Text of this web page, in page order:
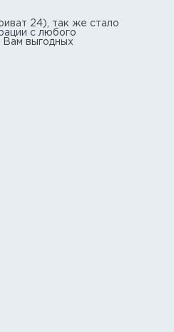
24), так же стало
с любого
Вам выгодных